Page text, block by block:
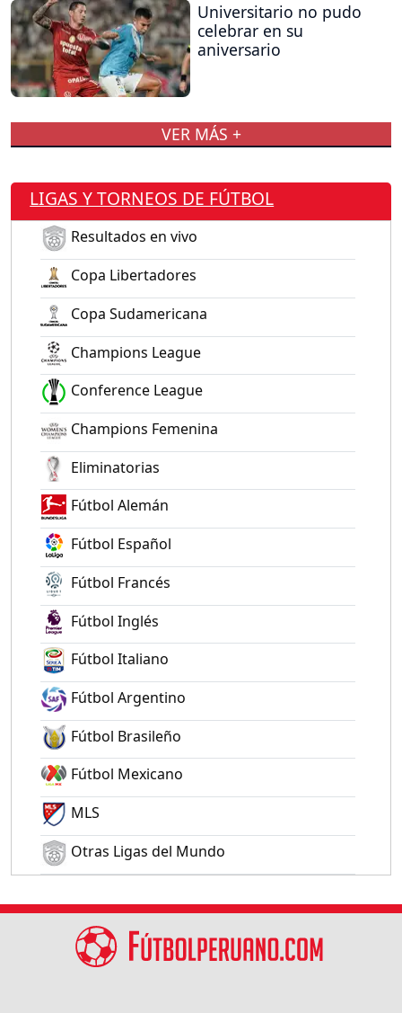
Universitario no pudo
celebrar en su
aniversario
VER MÁS +
LIGAS Y TORNEOS DE FÚTBOL
Resultados en vivo
Copa Libertadores
Copa Sudamericana
Champions League
Conference League
Champions Femenina
Eliminatorias
Fútbol Alemán
Fútbol Español
Fútbol Francés
Fútbol Inglés
Fútbol Italiano
Fútbol Argentino
Fútbol Brasileño
Fútbol Mexicano
MLS
Otras Ligas del Mundo